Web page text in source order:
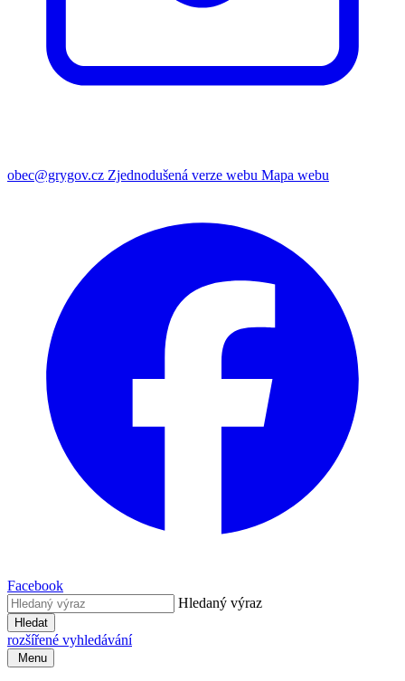
obec@grygov.cz Zjednodušená verze webu Mapa webu
Facebook
Hledaný výraz
Hledat
rozšířené vyhledávání
Menu